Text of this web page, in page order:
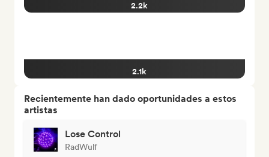
2.2k
2.1k
Recientemente han dado oportunidades a estos
artistas
Lose Control
RadWulf